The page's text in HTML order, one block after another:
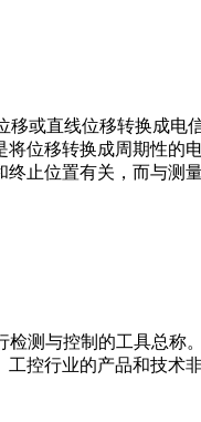
移或直线位移转换成电
位移转换成周期性的
止位置有关，而与测量
检测与控制的工具总称
控行业的产品和技术